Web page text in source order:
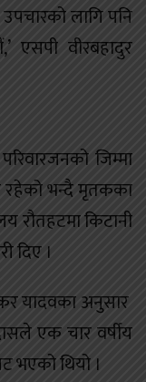
लागि पनि
एसपी वीरबहादुर
जिम्मा
रहेको भन्दै मृतकका
रौतहटमा किटानी
दिए ।
यादवका अनुसार
एक चार वर्षीय
भएको थियो ।